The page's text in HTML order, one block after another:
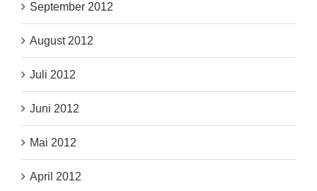
September 2012
August 2012
Juli 2012
Juni 2012
Mai 2012
April 2012